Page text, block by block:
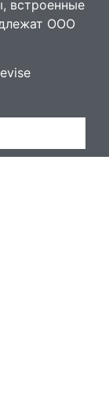
встроенные
ООО